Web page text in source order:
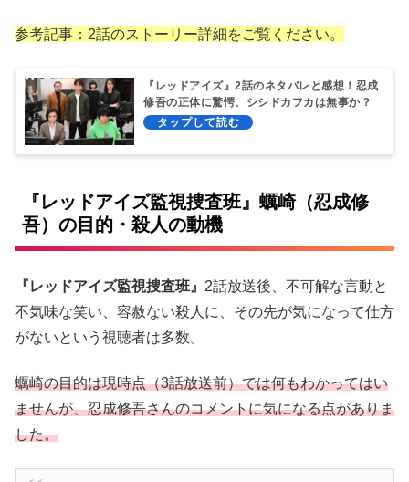
参考記事：2話のストーリー詳細をご覧ください。
『レッドアイズ』2話のネタバレと感想！忍成
修吾の正体に驚愕、シシドカフカは無事か？
『レッドアイズ監視捜査班』蠣崎（忍成修
吾）の目的・殺人の動機
『レッドアイズ監視捜査班』 2話放送後、不可解な言動と
不気味な笑い、容赦ない殺人に、その先が気になって仕方
がないという視聴者は多数。
蠣崎の目的は現時点（3話放送前）では何もわかってはい
ませんが、忍成修吾さんのコメントに気になる点がありま
した。